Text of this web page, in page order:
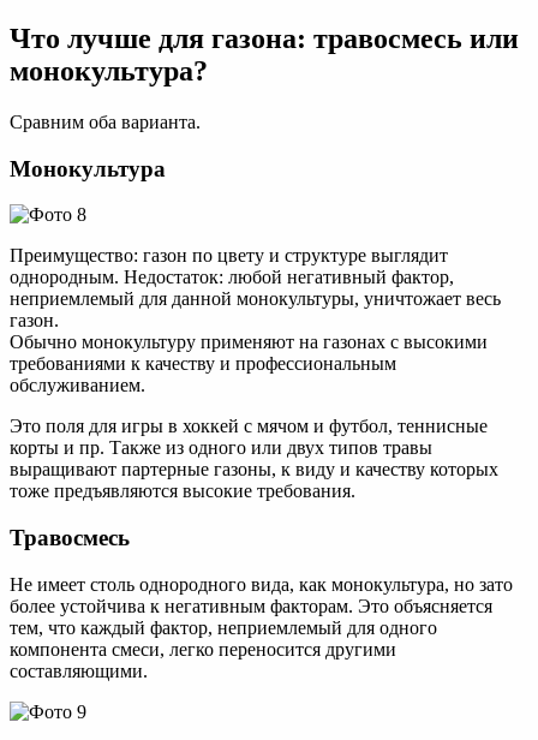
Что лучше для газона: травосмесь или
монокультура?
Сравним оба варианта.
Монокультура
Преимущество: газон по цвету и структуре выглядит
однородным. Недостаток: любой негативный фактор,
неприемлемый для данной монокультуры, уничтожает весь
газон.
Обычно монокультуру применяют на газонах с высокими
требованиями к качеству и профессиональным
обслуживанием.
Это поля для игры в хоккей с мячом и футбол, теннисные
корты и пр. Также из одного или двух типов травы
выращивают партерные газоны, к виду и качеству которых
тоже предъявляются высокие требования.
Травосмесь
Не имеет столь однородного вида, как монокультура, но зато
более устойчива к негативным факторам. Это объясняется
тем, что каждый фактор, неприемлемый для одного
компонента смеси, легко переносится другими
составляющими.